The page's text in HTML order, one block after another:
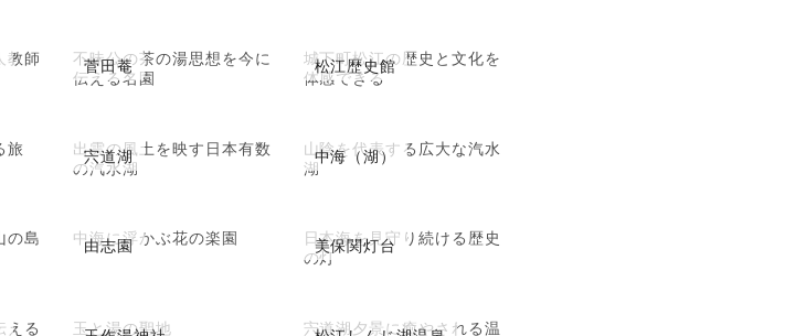
教師
菅田菴
不昧公の茶の湯思想を今に
伝える名園
松江歴史館
城下町松江の歴史と文化を
体感できる
旅 宍道湖
出雲の風土を映す日本有数
の汽水湖
中海（湖）
山陰を代表する広大な汽水
湖
の島 由志園
中海に浮かぶ花の楽園 美保関灯台
日本海を見守り続ける歴史
の灯
える
玉と湯の聖地
宍道湖夕景に癒やされる温